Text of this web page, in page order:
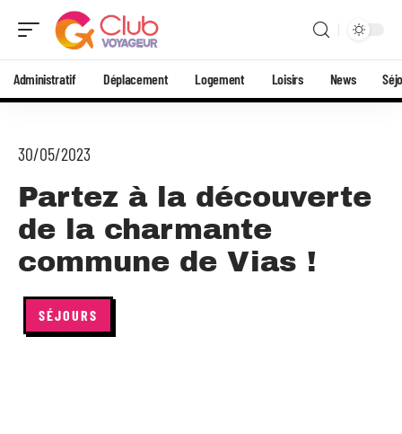
Administratif Déplacement Logement Loisirs News
30/05/2023
Partez à la découverte
de la charmante
commune de Vias !
SÉJOURS